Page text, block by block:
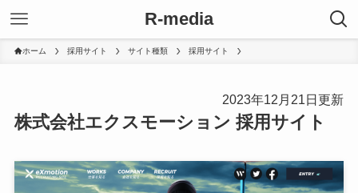
R-media
ホーム 採用サイト サイト種類 採用サイト
2023年12月21日更新
株式会社エクスモーション 採用サイト